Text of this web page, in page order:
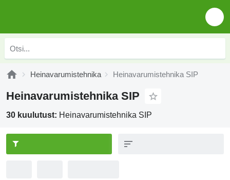
Heinavarumistehnika Heinavarumistehnika SIP
Heinavarumistehnika SIP
30 kuulutust: Heinavarumistehnika SIP